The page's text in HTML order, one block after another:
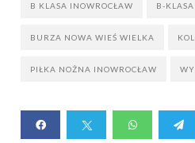
B KLASA INOWROCŁAW B-
BURZA NOWA WIEŚ WIELKA
PIŁKA NOŻNA INOWROCŁAW